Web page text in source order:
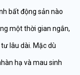
bất động sản nào
một thời gian ngắn,
lâu dài. Mặc dù
hạ và mau sinh